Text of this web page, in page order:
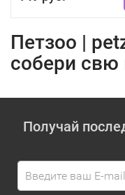
Петзоо |
собери
Получай